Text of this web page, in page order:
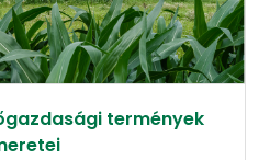
termények